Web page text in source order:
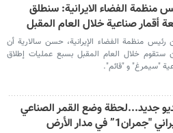
منظمة الفضاء الايرانية: سنطلق
أقمار صناعية خلال العام المقبل
رئيس منظمة الفضاء الإيرانية، حسن سالارية أن
ستقوم خلال العام المقبل بسبع عمليات إطلاق
"سيمرغ" و "قائم".
جديد...لحظة وضع القمر الصناعي
"جمران1” في مدار الأرض